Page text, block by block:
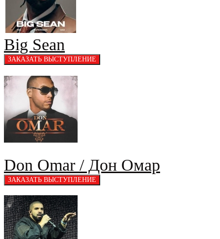
Big Sean
Don Omar / Дон Омар